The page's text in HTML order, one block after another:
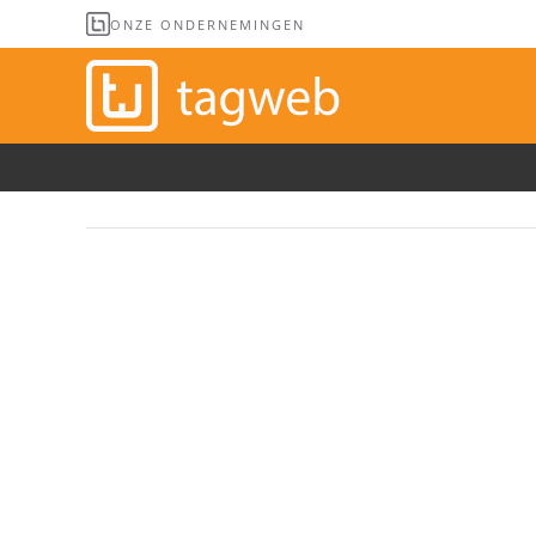
Overslaan en naar de inhoud gaan
ONZE ONDERNEMINGEN